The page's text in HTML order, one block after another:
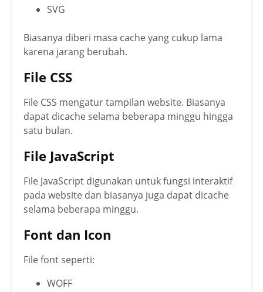
SVG
Biasanya diberi masa cache yang cukup lama
karena jarang berubah.
File CSS
File CSS mengatur tampilan website. Biasanya
dapat dicache selama beberapa minggu hingga
satu bulan.
File JavaScript
File JavaScript digunakan untuk fungsi interaktif
pada website dan biasanya juga dapat dicache
selama beberapa minggu.
Font dan Icon
File font seperti:
WOFF